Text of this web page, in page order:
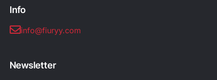
Info
info@fiuryy.com
Newsletter